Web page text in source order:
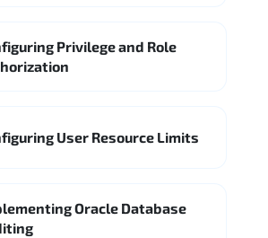
Privilege and Role
User Resource Limits
Oracle Database